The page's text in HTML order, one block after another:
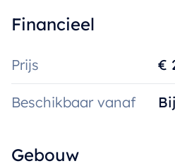
Financieel
Prijs €
Beschikbaar vanaf
Gebouw